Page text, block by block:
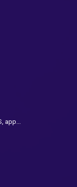
app...